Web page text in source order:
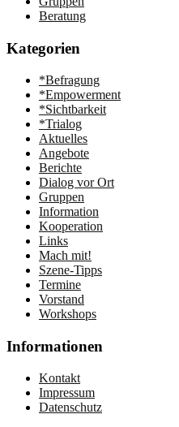
Beratung
Kategorien
*Befragung
*Empowerment
*Sichtbarkeit
*Trialog
Aktuelles
Angebote
Berichte
Dialog vor Ort
Gruppen
Information
Kooperation
Links
Mach mit!
Szene-Tipps
Termine
Vorstand
Workshops
Informationen
Kontakt
Impressum
Datenschutz